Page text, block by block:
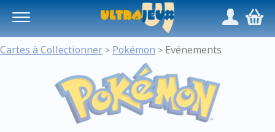
/,
Cartes à Collectionner > Pokémon > Evénements